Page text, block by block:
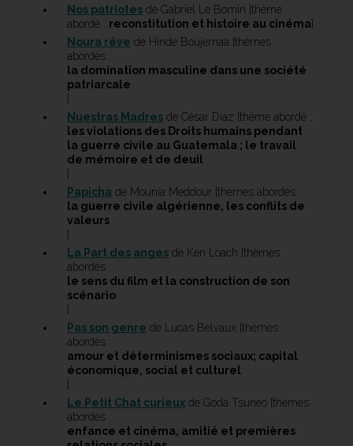
Nos patriotes de Gabriel Le Bomin [thème
abordé : reconstitution et histoire au cinéma]
Noura rêve de Hinde Boujemaa [thèmes
abordés :
la domination masculine dans une société
patriarcale
]
Nuestras Madres de César Díaz [thème abordé :
les violations des Droits humains pendant
la guerre civile au Guatemala ; le travail
de mémoire et de deuil
]
Papicha de Mounia Meddour [thèmes abordés :
la guerre civile algérienne, les conflits de
valeurs
]
La Part des anges de Ken Loach [thèmes
abordés :
le sens du film et la construction de son
scénario
]
Pas son genre de Lucas Belvaux [thèmes
abordés :
amour et déterminismes sociaux; capital
économique, social et culturel
]
Le Petit Chat curieux de Goda Tsuneo [thèmes
abordés :
enfance et cinéma, amitié et premières